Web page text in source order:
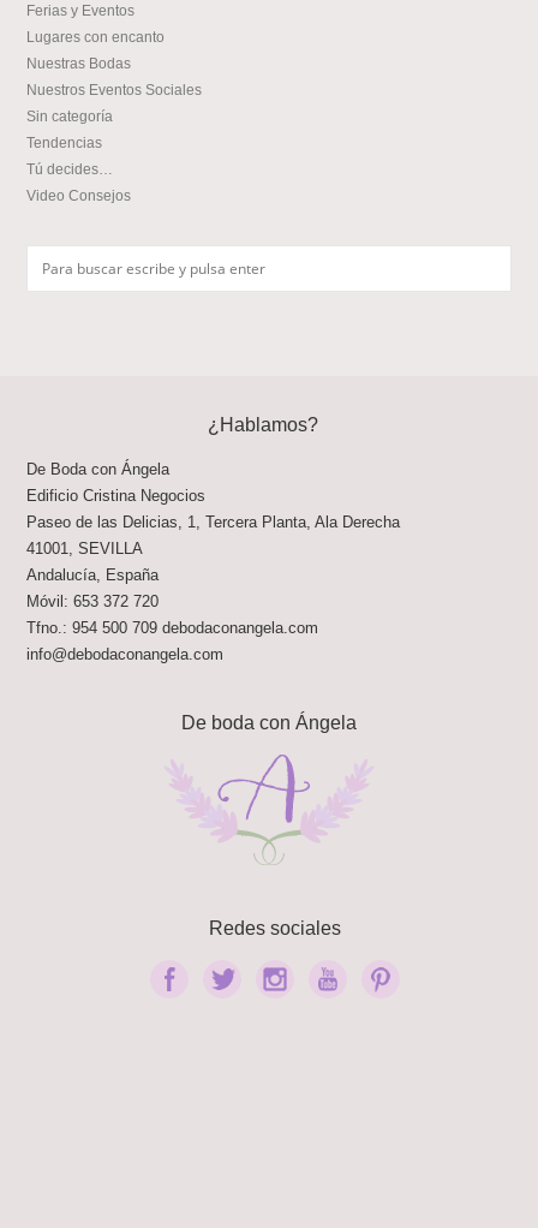
Ferias y Eventos
Lugares con encanto
Nuestras Bodas
Nuestros Eventos Sociales
Sin categoría
Tendencias
Tú decides…
Video Consejos
¿Hablamos?
De Boda con Ángela
Edificio Cristina Negocios
Paseo de las Delicias, 1, Tercera Planta, Ala Derecha
41001,SEVILLA
Andalucía, España
Móvil:653 372 720
Tfno.:954 500 709 debodaconangela.com
info@debodaconangela.com
De boda con Ángela
Redes sociales